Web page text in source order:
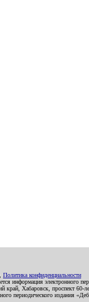
Политика конфиденциальности
информация
край, Хабаровск, проспект
периодического